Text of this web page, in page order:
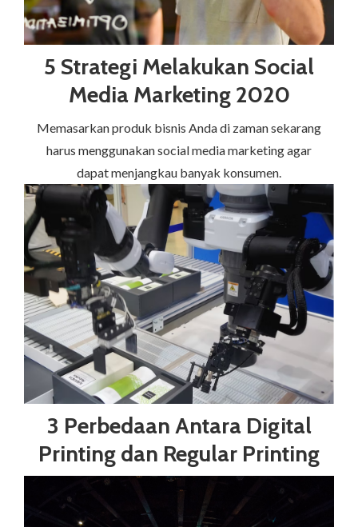
5 Strategi Melakukan Social
Media Marketing 2020
Memasarkan produk bisnis Anda di zaman sekarang
harus menggunakan social media marketing agar
dapat menjangkau banyak konsumen.
3 Perbedaan Antara Digital
Printing dan Regular Printing